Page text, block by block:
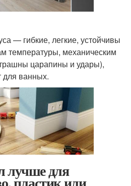
— гибкие, легкие, устойчивы
температуры, механическим
царапины и удары),
для ванных.
лучше для